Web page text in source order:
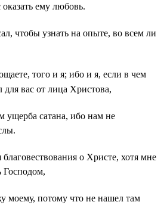
ему любовь.
чтобы узнать на опыте, во всем ли
того и я; ибо и я, если в чем
для вас от лица Христова,
ущерба сатана, ибо нам не
о Христе, хотя мне
Господом,
моему, потому что не нашел там